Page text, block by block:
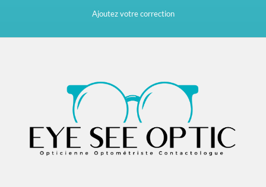
Ajoutez votre correction